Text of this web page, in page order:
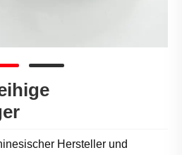
Hersteller und